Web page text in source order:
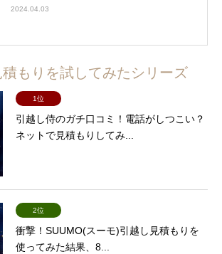
2024.04.03
もりを試してみたシリーズ
1位
引越し侍のガチ口コミ！電話がしつこい？
ネットで見積もりしてみ...
2位
衝撃！SUUMO(スーモ)引越し見積もりを
使ってみた結果、8...